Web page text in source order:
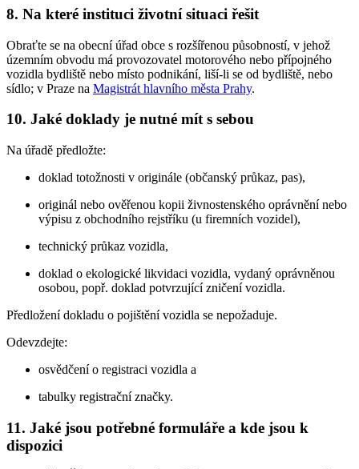
8. Na které instituci životní situaci řešit
Obraťte se na obecní úřad obce s rozšířenou působností, v jehož
územním obvodu má provozovatel motorového nebo přípojného
vozidla bydliště nebo místo podnikání, liší-li se od bydliště, nebo
sídlo; v Praze na Magistrát hlavního města Prahy.
10. Jaké doklady je nutné mít s sebou
Na úřadě předložte:
doklad totožnosti v originále (občanský průkaz, pas),
originál nebo ověřenou kopii živnostenského oprávnění nebo
výpisu z obchodního rejstříku (u firemních vozidel),
technický průkaz vozidla,
doklad o ekologické likvidaci vozidla, vydaný oprávněnou
osobou, popř. doklad potvrzující zničení vozidla.
Předložení dokladu o pojištění vozidla se nepožaduje.
Odevzdejte:
osvědčení o registraci vozidla a
tabulky registrační značky.
11. Jaké jsou potřebné formuláře a kde jsou k
dispozici